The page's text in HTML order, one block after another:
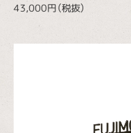
43,000円（税抜）